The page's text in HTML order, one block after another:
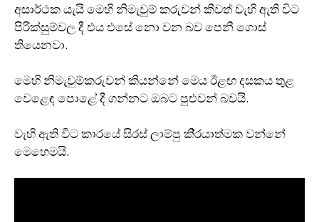
අසාර්ථක යැයි මෙහි නිමැවුම් කරුවන් කීවත් වැහි ඇති විට
පිරික්සුම්වල දී එය එසේ නො වන බව පෙනී ගොස්
තියෙනවා.
මෙහි නිමැවුම්කරුවන් කියන්නේ මෙය ඊළඟ දසකය තුළ
වෙළෙඳ පොළේ දී ගන්නට ඔබට පුළුවන් බවයි.
වැහි ඇති විට කාරයේ සිරස් ලාම්පු කි‍්‍රයාත්මක වන්නේ
මෙහෙමයි.